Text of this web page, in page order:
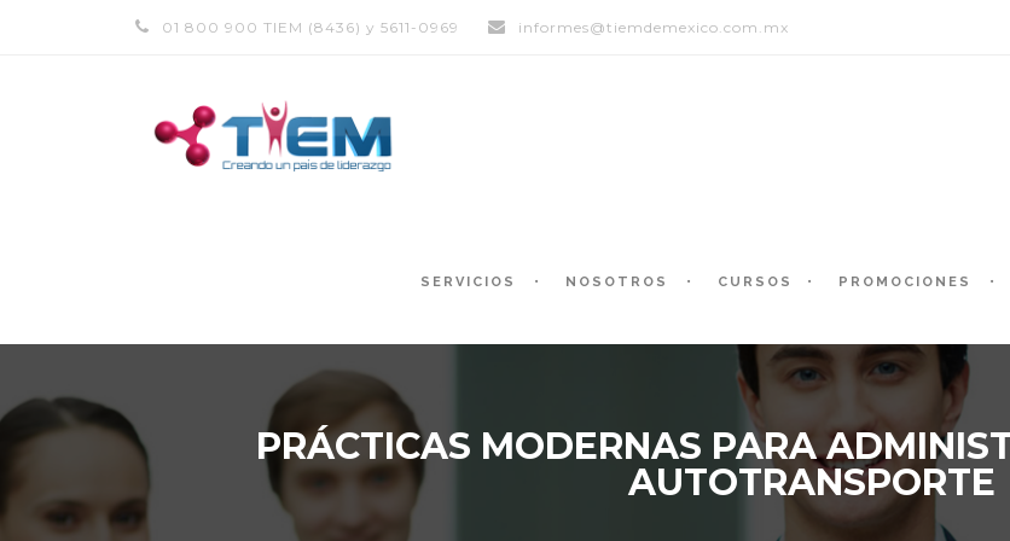
01 800 900 TIEM (8436) y 5611-0969 informes@tiemdemexico.com.mx
SERVICIOS NOSOTROS CURSOS PROMOCIONES
PRÁCTICAS MODERNAS PARA
AUTOTRANSPORTE